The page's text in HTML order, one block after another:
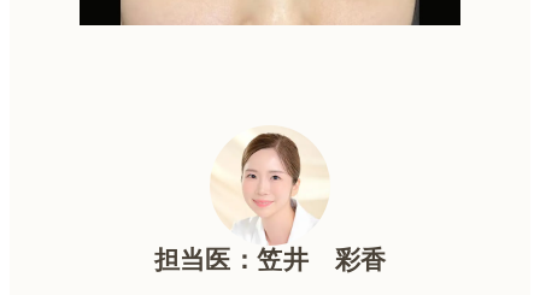
担当医：笠井 彩香